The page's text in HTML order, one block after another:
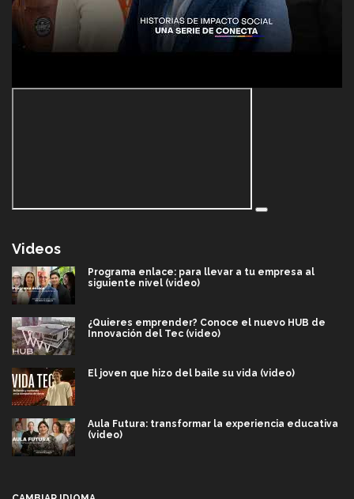
Videos
Programa enlace: para llevar a tu empresa al
siguiente nivel (video)
¿Quieres emprender? Conoce el nuevo HUB de
Innovación del Tec (video)
El joven que hizo del baile su vida (video)
Aula Futura: transformar la experiencia educativa
(video)